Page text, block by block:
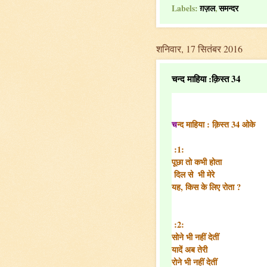
Labels:ग़ज़ल,समन्दर
शनिवार, 17 सितंबर 2016
चन्द माहिया :क़िस्त 34
चन्द माहिया : क़िस्त 34 ओके
:1:
पूछा तो कभी होता
दिल से  भी मेरे
यह, किस के लिए रोता ?
:2:
सोने भी नहीं देतीं
यादें अब तेरी
रोने भी नहीं देतीं